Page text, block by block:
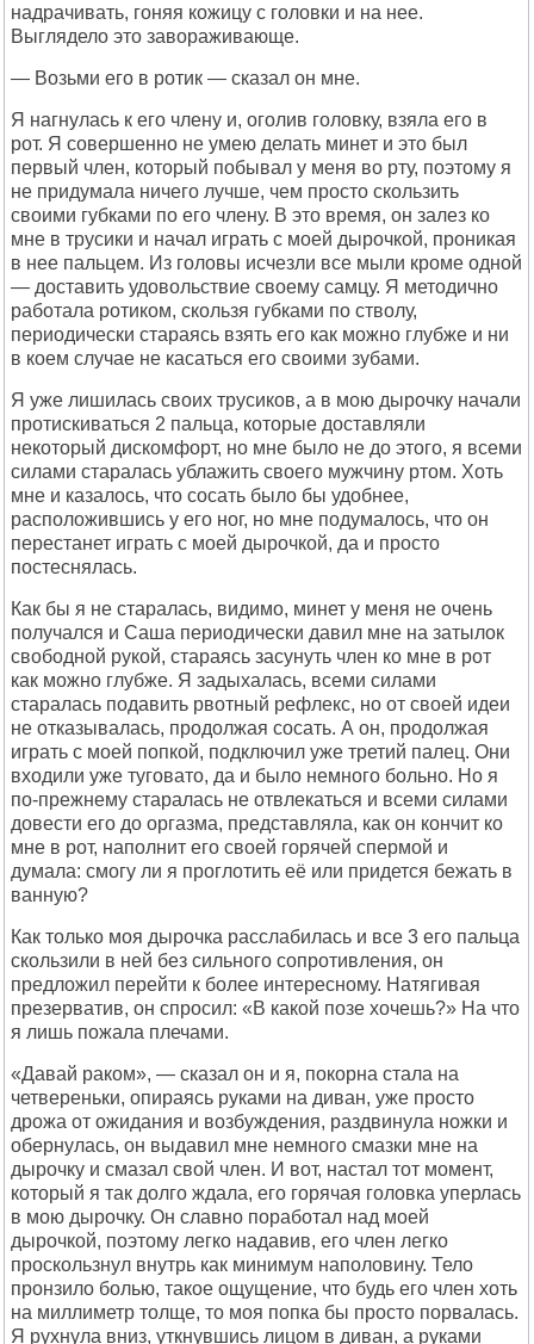
надрачивать, гоняя кожицу с головки и на нее.
Выглядело это завораживающе.
— Возьми его в ротик — сказал он мне.
Я нагнулась к его члену и, оголив головку, взяла его в
рот. Я совершенно не умею делать минет и это был
первый член, который побывал у меня во рту, поэтому я
не придумала ничего лучше, чем просто скользить
своими губками по его члену. В это время, он залез ко
мне в трусики и начал играть с моей дырочкой, проникая
в нее пальцем. Из головы исчезли все мыли кроме одной
— доставить удовольствие своему самцу. Я методично
работала ротиком, скользя губками по стволу,
периодически стараясь взять его как можно глубже и ни
в коем случае не касаться его своими зубами.
Я уже лишилась своих трусиков, а в мою дырочку начали
протискиваться 2 пальца, которые доставляли
некоторый дискомфорт, но мне было не до этого, я всеми
силами старалась ублажить своего мужчину ртом. Хоть
мне и казалось, что сосать было бы удобнее,
расположившись у его ног, но мне подумалось, что он
перестанет играть с моей дырочкой, да и просто
постеснялась.
Как бы я не старалась, видимо, минет у меня не очень
получался и Саша периодически давил мне на затылок
свободной рукой, стараясь засунуть член ко мне в рот
как можно глубже. Я задыхалась, всеми силами
старалась подавить рвотный рефлекс, но от своей идеи
не отказывалась, продолжая сосать. А он, продолжая
играть с моей попкой, подключил уже третий палец. Они
входили уже туговато, да и было немного больно. Но я
по-прежнему старалась не отвлекаться и всеми силами
довести его до оргазма, представляла, как он кончит ко
мне в рот, наполнит его своей горячей спермой и
думала: смогу ли я проглотить её или придется бежать в
ванную?
Как только моя дырочка расслабилась и все 3 его пальца
скользили в ней без сильного сопротивления, он
предложил перейти к более интересному. Натягивая
презерватив, он спросил: «В какой позе хочешь?» На что
я лишь пожала плечами.
«Давай раком», — сказал он и я, покорна стала на
четвереньки, опираясь руками на диван, уже просто
дрожа от ожидания и возбуждения, раздвинула ножки и
обернулась, он выдавил мне немного смазки мне на
дырочку и смазал свой член. И вот, настал тот момент,
который я так долго ждала, его горячая головка уперлась
в мою дырочку. Он славно поработал над моей
дырочкой, поэтому легко надавив, его член легко
проскользнул внутрь как минимум наполовину. Тело
пронзило болью, такое ощущение, что будь его член хоть
на миллиметр толще, то моя попка бы просто порвалась.
Я рухнула вниз, уткнувшись лицом в диван, а руками